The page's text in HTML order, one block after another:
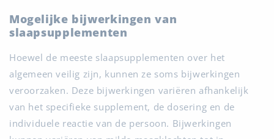
Mogelijke bijwerkingen van
slaapsupplementen
Hoewel de meeste slaapsupplementen over het
algemeen veilig zijn, kunnen ze soms bijwerkingen
veroorzaken. Deze bijwerkingen variëren afhankelijk
van het specifieke supplement, de dosering en de
individuele reactie van de persoon. Bijwerkingen